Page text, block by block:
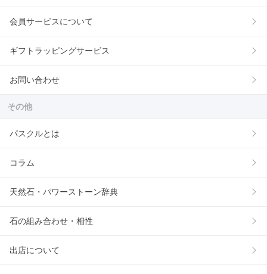
会員サービスについて
ギフトラッピングサービス
お問い合わせ
その他
パスクルとは
コラム
天然石・パワーストーン辞典
石の組み合わせ・相性
出店について